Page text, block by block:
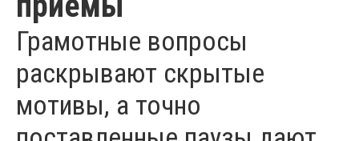
Грамотные вопросы
раскрывают скрытые
мотивы, а точно